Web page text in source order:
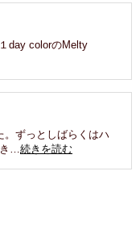
day colorのMelty
。ずっとしばらくはハ
き…続きを読む